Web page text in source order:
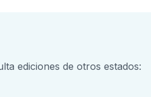
ediciones de otros estados: